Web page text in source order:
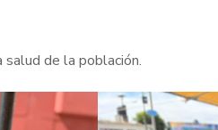
de la población.